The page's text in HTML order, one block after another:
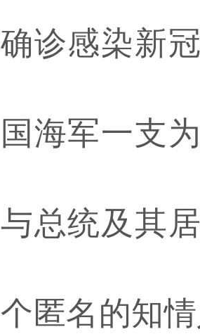
确诊感染新
国海军一支
与总统及其
个匿名的知